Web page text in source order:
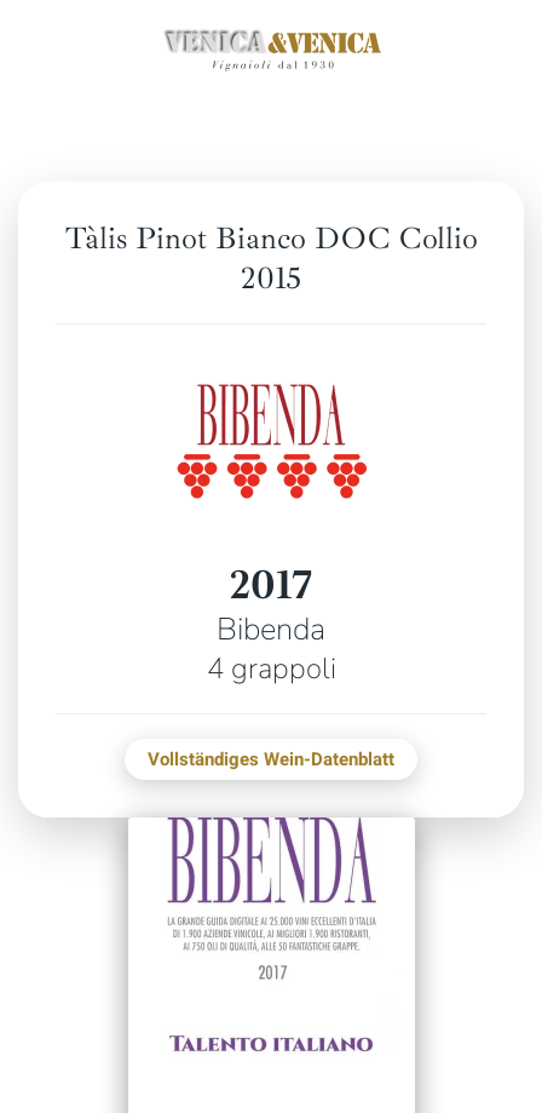
Tàlis Pinot Bianco DOC Collio
2015
2017
Bibenda
4 grappoli
Vollständiges Wein-Datenblatt